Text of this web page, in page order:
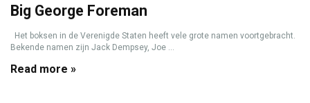
Big George Foreman
Het boksen in de Verenigde Staten heeft vele grote namen voortgebracht.
Bekende namen zijn Jack Dempsey, Joe ...
Read more »